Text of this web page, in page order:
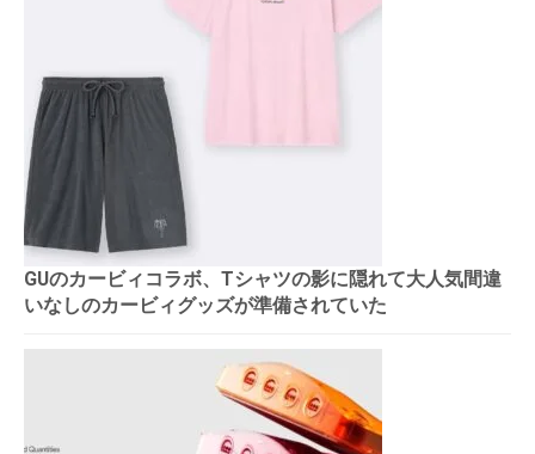
GUのカービィコラボ、Tシャツの影に隠れて大人気間違
いなしのカービィグッズが準備されていた